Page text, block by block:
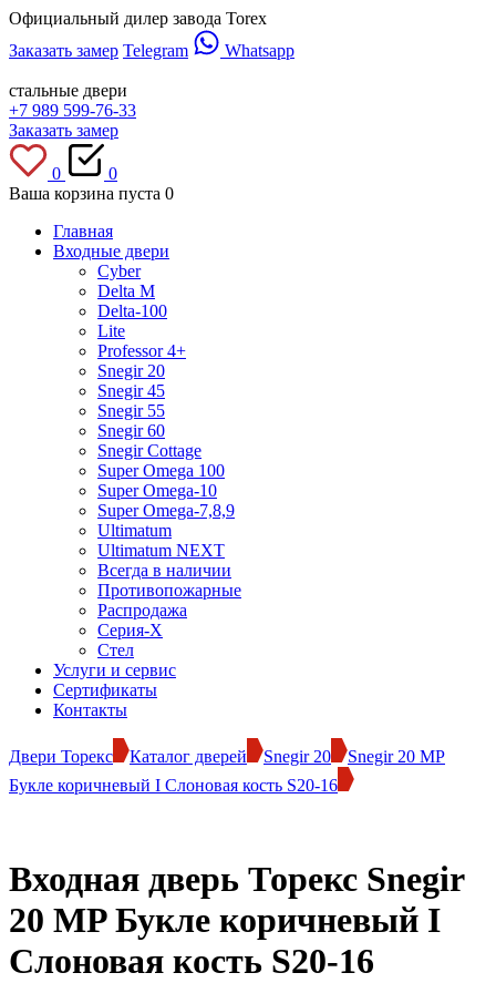
Официальный дилер завода Torex
Заказать замер Telegram Whatsapp
стальные двери
+7 989 599-76-33
Заказать замер
0
0
Ваша корзина пуста 0
Главная
Входные двери
Cyber
Delta M
Delta-100
Lite
Professor 4+
Snegir 20
Snegir 45
Snegir 55
Snegir 60
Snegir Cottage
Super Omega 100
Super Omega-10
Super Omega-7,8,9
Ultimatum
Ultimatum NEXT
Всегда в наличии
Противопожарные
Распродажа
Серия-X
Стел
Услуги и сервис
Сертификаты
Контакты
Двери Торекс Каталог дверей Snegir 20
Snegir 20 MP
Букле коричневый I Слоновая кость S20-16
Входная дверь Торекс Snegir
20 MP Букле коричневый I
Слоновая кость S20-16